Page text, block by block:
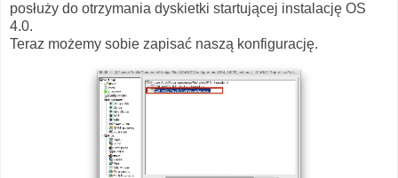
posłuży do otrzymania dyskietki startującej instalację OS
4.0.
Teraz możemy sobie zapisać naszą konfigurację.